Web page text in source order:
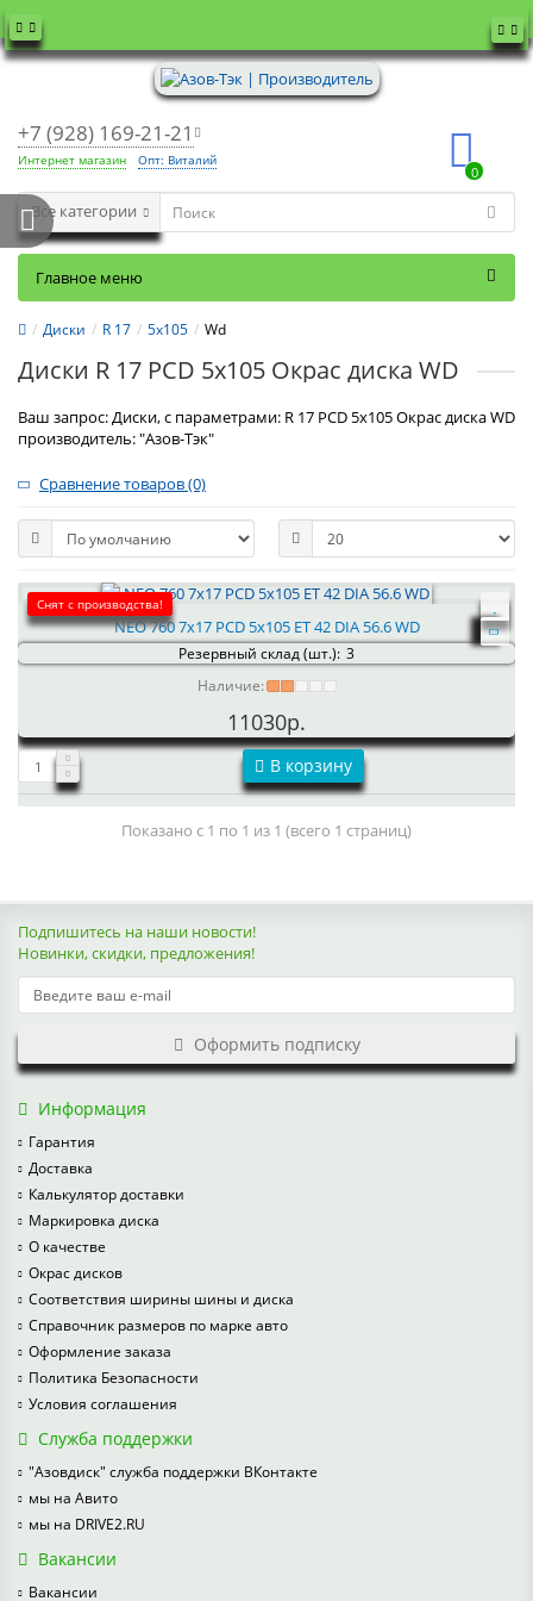
+7 (928) 169-21-21
Интернет магазин Опт: Виталий
0
Все категории
Главное меню
Диски R 17 5x105 Wd
Диски R 17 PCD 5x105 Окрас диска WD
Ваш запрос: Диски, с параметрами: R 17 PCD 5x105 Окрас диска WD
производитель: "Азов-Тэк"
Сравнение товаров (0)
Снят с производства!
NEO 760 7x17 PCD 5x105 ET 42 DIA 56.6 WD
Резервный склад (шт.): 3
Наличие:
11030р.
В корзину
Показано с 1 по 1 из 1 (всего 1 страниц)
Подпишитесь на наши новости!
Новинки, скидки, предложения!
Оформить подписку
Информация
Гарантия
Доставка
Калькулятор доставки
Маркировка диска
О качестве
Окрас дисков
Соответствия ширины шины и диска
Справочник размеров по марке авто
Оформление заказа
Политика Безопасности
Условия соглашения
Служба поддержки
"Азовдиск" служба поддержки ВКонтакте
мы на Авито
мы на DRIVE2.RU
Вакансии
Вакансии